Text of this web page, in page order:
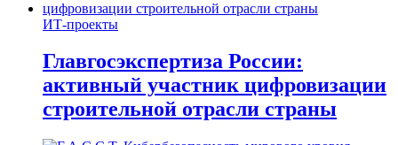
ИТ-проекты
Главгосэкспертиза России:
активный участник цифровизации
строительной отрасли страны